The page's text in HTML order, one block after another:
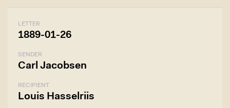
LETTER
1889-01-26
SENDER
Carl Jacobsen
RECIPIENT
Louis Hasselriis